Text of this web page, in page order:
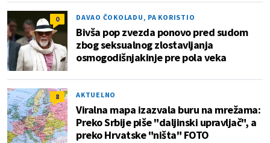
0 DAVAO ČOKOLADU, PA KORISTIO
Bivša pop zvezda ponovo pred sudom
zbog seksualnog zlostavljanja
osmogodišnjakinje pre pola veka
8 AKTUELNO
Viralna mapa izazvala buru na mrežama:
Preko Srbije piše "daljinski upravljač", a
preko Hrvatske "ništa" FOTO